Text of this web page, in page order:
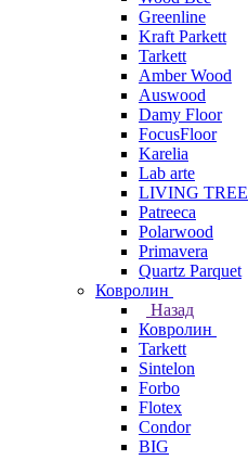
Greenline
Kraft Parkett
Tarkett
Amber Wood
Auswood
Damy Floor
FocusFloor
Karelia
Lab arte
LIVING TREE
Patreeca
Polarwood
Primavera
Quartz Parquet
Ковролин
Назад
Ковролин
Tarkett
Sintelon
Forbo
Flotex
Condor
BIG